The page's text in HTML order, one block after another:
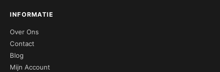
INFORMATIE
Over Ons
Contact
Blog
Mijn Account